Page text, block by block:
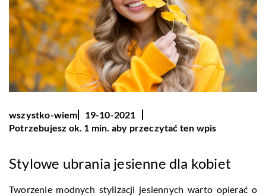
wszystko-wiem
19-10-2021
Potrzebujesz ok. 1 min. aby przeczytać ten wpis
Stylowe ubrania jesienne dla kobiet
Tworzenie modnych stylizacji jesiennych warto opierać o